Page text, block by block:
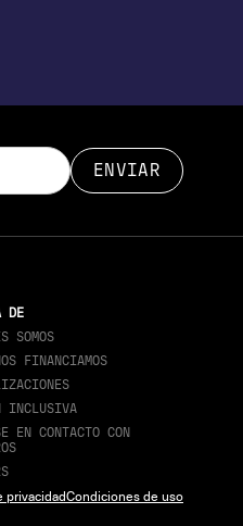
DE
SOMOS
FINANCIAMOS
INCLUSIVA
EN CONTACTO CON
privacidadCondiciones de uso